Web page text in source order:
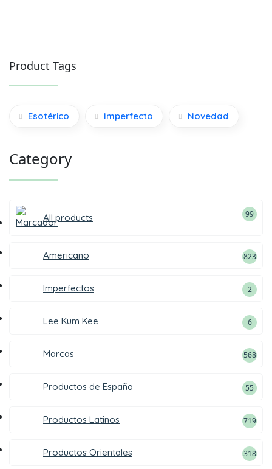
Product Tags
Esotérico Imperfecto Novedad
Category
All products 99
Americano 823
Imperfectos 2
Lee Kum Kee 6
Marcas 568
Productos de España 55
Productos Latinos 719
Productos Orientales 318